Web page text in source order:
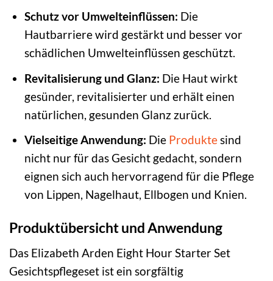
Schutz vor Umwelteinflüssen: Die
Hautbarriere wird gestärkt und besser vor
schädlichen Umwelteinflüssen geschützt.
Revitalisierung und Glanz: Die Haut wirkt
gesünder, revitalisierter und erhält einen
natürlichen, gesunden Glanz zurück.
Vielseitige Anwendung: Die Produktesind
nicht nur für das Gesicht gedacht, sondern
eignen sich auch hervorragend für die Pflege
von Lippen, Nagelhaut, Ellbogen und Knien.
Produktübersicht und Anwendung
Das Elizabeth Arden Eight Hour Starter Set
Gesichtspflegeset ist ein sorgfältig